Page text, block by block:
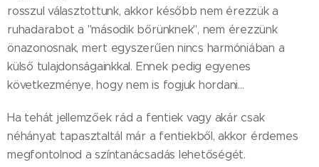
rosszul választottunk, akkor később nem érezzük a
ruhadarabot a "második bőrünknek", nem érezzünk
önazonosnak, mert egyszerűen nincs harmóniában a
külső tulajdonságainkkal. Ennek pedig egyenes
következménye, hogy nem is fogjuk hordani...
Ha tehát jellemzőek rád a fentiek vagy akár csak
néhányat tapasztaltál már a fentiekből, akkor érdemes
megfontolnod a színtanácsadás lehetőségét.